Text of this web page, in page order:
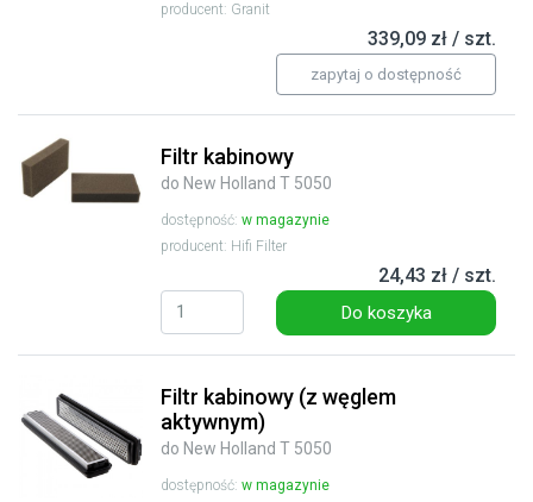
producent: Granit
339,09 zł / szt.
zapytaj o dostępność
Filtr kabinowy
do New Holland T 5050
dostępność: w magazynie
producent: Hifi Filter
24,43 zł / szt.
Do koszyka
Filtr kabinowy (z węglem
aktywnym)
do New Holland T 5050
dostępność: w magazynie